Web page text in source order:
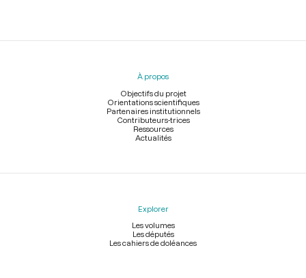
Menu
À propos
Objectifs du projet
Orientations scientifiques
Partenaires institutionnels
Contributeurs-trices
Ressources
Actualités
Explorer
Les volumes
Les députés
Les cahiers de doléances